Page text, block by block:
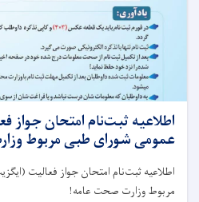
اطلاعیه ثبت‌نام امتحان
عمومی شورای طبی مربوط
اطلاعیه ثبت‌نام امتحان جواز فعالیت
مربوط وزارت صحت عامه!